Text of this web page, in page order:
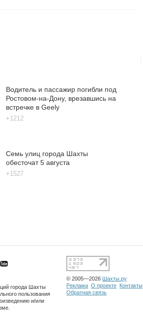
Водитель и пассажир погибли под
Ростовом-на-Дону, врезавшись на
встречке в Geely
+1212
Семь улиц города Шахты
обесточат 5 августа
+1527
города Шахты
пользования
и/или
© 2005—2026 Шахты.ру
Реклама О проекте Контакты
Обратная связь